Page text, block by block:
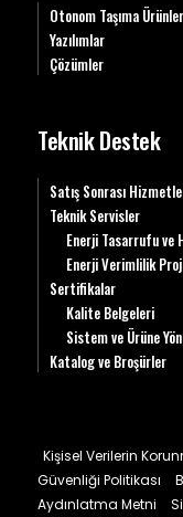
Otonom Taşıma
Yazılımlar
Çözümler
Teknik Destek
Satış Sonrası
Teknik Servisler
Enerji Tasarrufu ve
Enerji Verimlilik
Sertifikalar
Kalite Belgeleri
Sistem ve Ürüne
Katalog ve Broşürler
Kişisel Verilerin
Güvenliği Politikası
Aydınlatma Metni